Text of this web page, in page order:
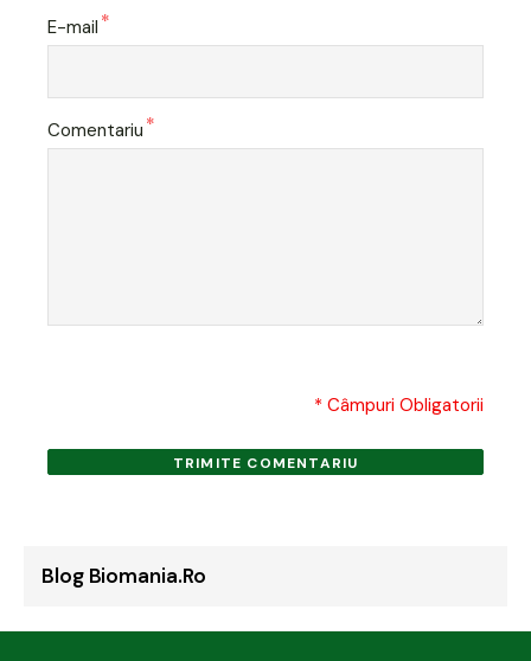
E-mail *
Comentariu *
* Câmpuri Obligatorii
TRIMITE COMENTARIU
Blog Biomania.ro